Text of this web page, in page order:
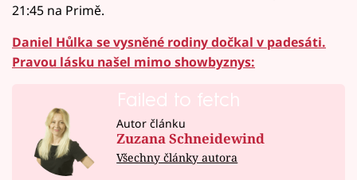
21:45 na Primě.
Daniel Hůlka se vysněné rodiny dočkal v padesáti.
Pravou lásku našel mimo showbyznys:
Failed to fetch
Autor článku
Zuzana Schneidewind
Všechny články autora